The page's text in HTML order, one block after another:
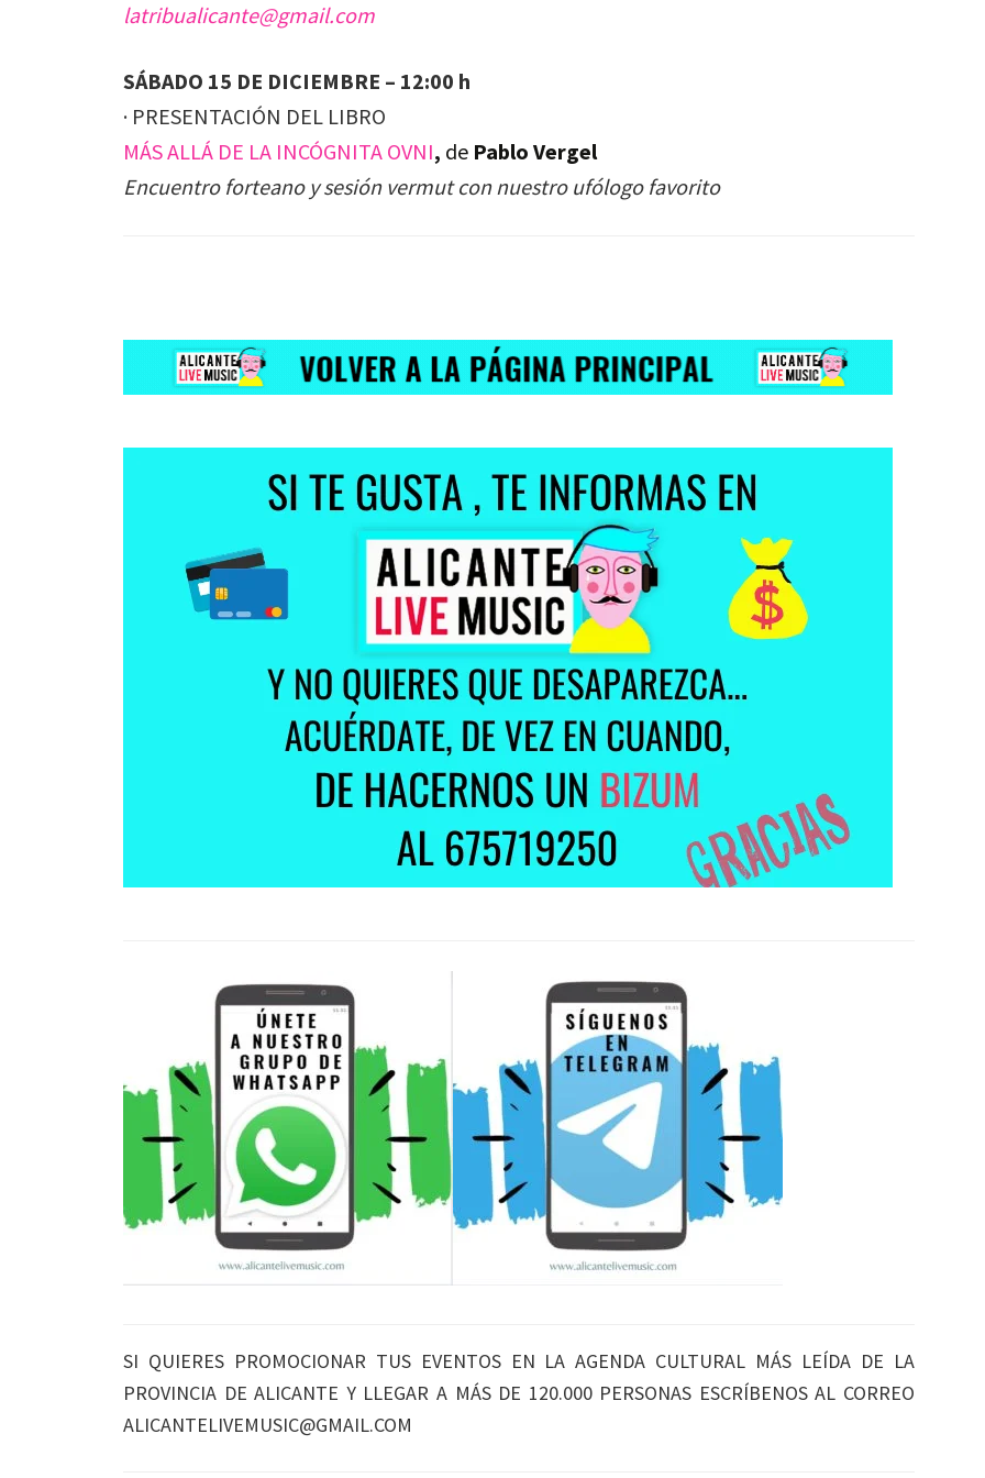
latribualicante@gmail.com
SÁBADO 15 DE DICIEMBRE – 12:00 h
· PRESENTACIÓN DEL LIBRO
MÁS ALLÁ DE LA INCÓGNITA OVNI, de Pablo Vergel
Encuentro forteano y sesión vermut con nuestro ufólogo favorito
SI QUIERES PROMOCIONAR TUS EVENTOS EN LA AGENDA CULTURAL MÁS LEÍDA DE LA
PROVINCIA DE ALICANTE Y LLEGAR A MÁS DE 120.000 PERSONAS ESCRÍBENOS AL CORREO
ALICANTELIVEMUSIC@GMAIL.COM